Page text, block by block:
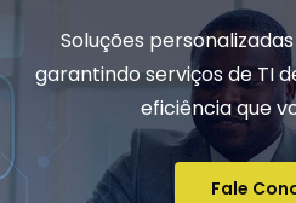
Soluções
garantindo serviços de TI
eficiência que
Fale